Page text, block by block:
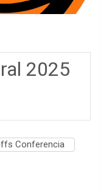
2025
Conferencia